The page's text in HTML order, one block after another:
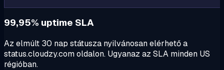
99,95% uptime SLA
Az elmúlt 30 nap státusza nyilvánosan elérhető a
status.cloudzy.com oldalon. Ugyanaz az SLA minden US
régióban.